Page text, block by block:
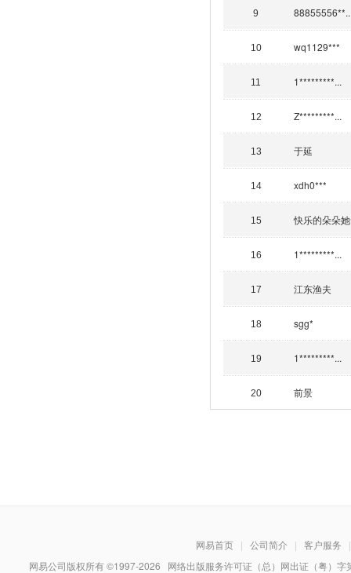
9
10 wq1129***
11 1*********...
12 Z*********...
13 于延
14 xdh0***
15 快乐的朵朵
16 1*********...
17 江东渔夫
18 sgg*
19 1*********...
20 前景
网易首页 | 公司简介 | 客户服务
|
网易公司版权所有 ©1997-2026 网络出版服务许可证（总）网出证（粤）